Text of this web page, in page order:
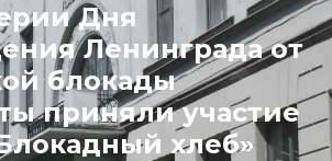
Дня
Ленинграда от
блокады
приняли участие
хлеб»